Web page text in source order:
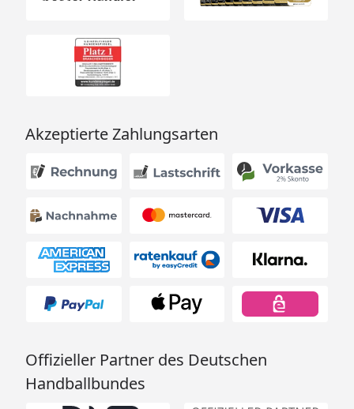
Akzeptierte Zahlungsarten
Offizieller Partner des Deutschen
Handballbundes